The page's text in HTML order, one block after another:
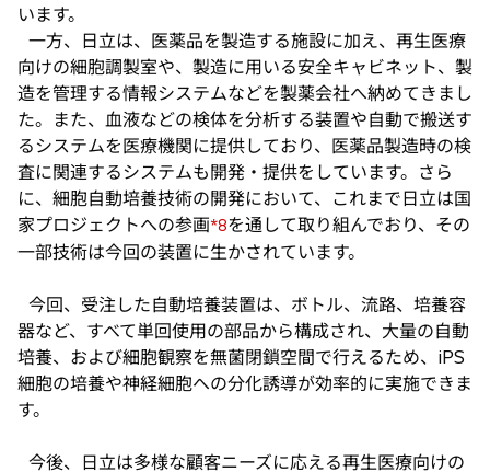
います。
一方、日立は、医薬品を製造する施設に加え、再生医療
向けの細胞調製室や、製造に用いる安全キャビネット、製
造を管理する情報システムなどを製薬会社へ納めてきまし
た。また、血液などの検体を分析する装置や自動で搬送す
るシステムを医療機関に提供しており、医薬品製造時の検
査に関連するシステムも開発・提供をしています。さら
に、細胞自動培養技術の開発において、これまで日立は国
家プロジェクトへの参画*8を通して取り組んでおり、その
一部技術は今回の装置に生かされています。
今回、受注した自動培養装置は、ボトル、流路、培養容
器など、すべて単回使用の部品から構成され、大量の自動
培養、および細胞観察を無菌閉鎖空間で行えるため、iPS
細胞の培養や神経細胞への分化誘導が効率的に実施できま
す。
今後、日立は多様な顧客ニーズに応える再生医療向けの